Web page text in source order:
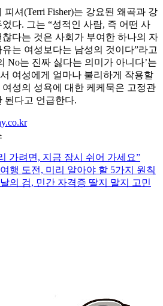
셔(Terri Fisher)는 강요된 왜곡과 강
다. 그는 “성적인 사람, 즉 어떤 사
다는 것은 사회가 부여한 하나의 자
는 여성보다는 남성의 것이다”라고
No는 진짜 싫다는 의미가 아니다’는
여성에게 얼마나 불리하게 작용할
여성의 성욕에 대한 케케묵은 고정관
된다고 언급한다.
가려면, 지금 잠시 쉬어 가세요”
행 도전, 미리 알아야 할 5가지 원칙
의 검, 민간 자격증 딸지 말지 고민